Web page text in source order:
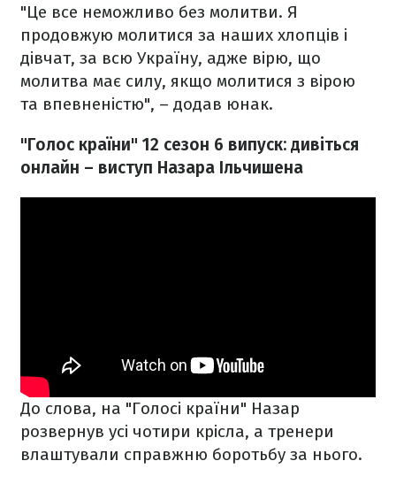
"Це все неможливо без молитви. Я
продовжую молитися за наших хлопців і
дівчат, за всю Україну, адже вірю, що
молитва має силу, якщо молитися з вірою
та впевненістю", – додав юнак.
"Голос країни" 12 сезон 6 випуск: дивіться
онлайн – виступ Назара Ільчишена
До слова, на "Голосі країни" Назар
розвернув усі чотири крісла, а тренери
влаштували справжню боротьбу за нього.